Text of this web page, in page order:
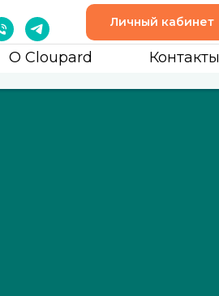
Личный кабинет
О Cloupard Контакты